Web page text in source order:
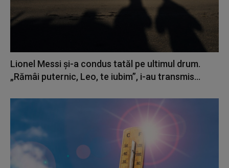
Lionel Messi şi-a condus tatăl pe ultimul drum.
„Rămâi puternic, Leo, te iubim”, i-au transmis...